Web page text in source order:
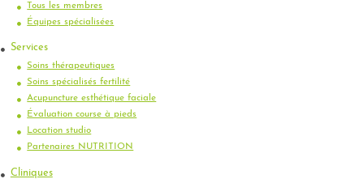
Tous les membres
Équipes spécialisées
Services
Soins thérapeutiques
Soins spécialisés fertilité
Acupuncture esthétique faciale
Évaluation course à pieds
Location studio
Partenaires NUTRITION
Cliniques